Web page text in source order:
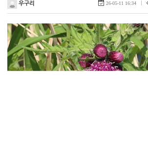
우구리 26-05-11 16:34